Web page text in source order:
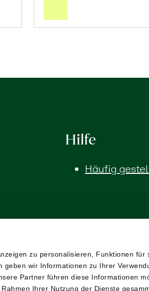
zu personalisieren, Funktionen
geben wir Informationen zu Ihrer
Partner führen diese Informationen
Ihrer Nutzung der Dienste
Hilfe
Häufig